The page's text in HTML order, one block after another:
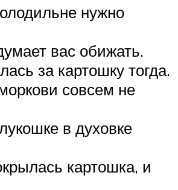
нужно
вас обижать.
за картошку тогда.
совсем не
в духовке
картошка, и